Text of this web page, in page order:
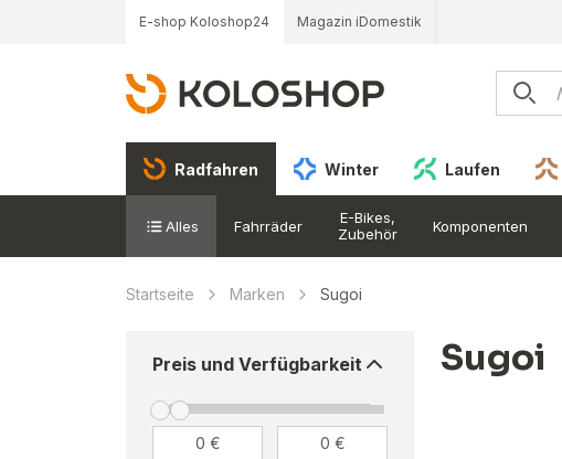
E-shop Koloshop24 Magazin iDomestik
Radfahren Winter Laufen
Alles Fahrräder
E-Bikes,
Zubehör
Komponenten
Startseite Marken Sugoi
Preis und Verfügbarkeit Sugoi